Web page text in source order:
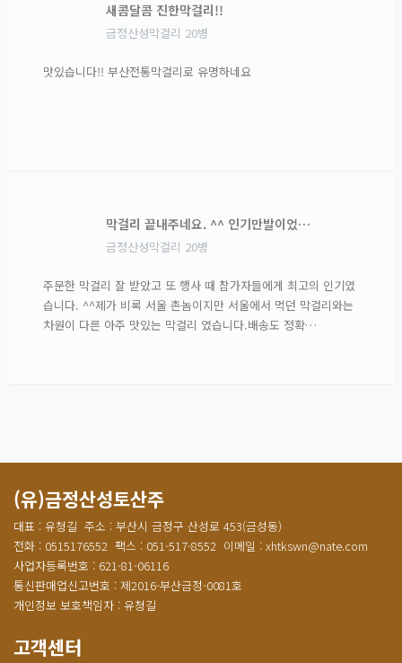
새콤달콤 진한막걸리!!
금정산성막걸리 20병
맛있습니다!! 부산전통막걸리로 유명하네요
막걸리 끝내주네요. ^^ 인기만발이었…
금정산성막걸리 20병
주문한 막걸리 잘 받았고 또 행사 때 참가자들에게 최고의 인기였
습니다. ^^제가 비록 서울 촌놈이지만 서울에서 먹던 막걸리와는
차원이 다른 아주 맛있는 막걸리 였습니다.배송도 정확…
(유)금정산성토산주
대표 : 유청길 주소 : 부산시 금정구 산성로 453(금성동)
전화 : 0515176552 팩스 : 051-517-8552 이메일 : xhtkswn@nate.com
사업자등록번호 : 621-81-06116
통신판매업신고번호 : 제2016-부산금정-0081호
개인정보 보호책임자 : 유청길
고객센터